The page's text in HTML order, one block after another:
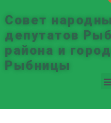
Совет
депутатов
района и
Рыбницы